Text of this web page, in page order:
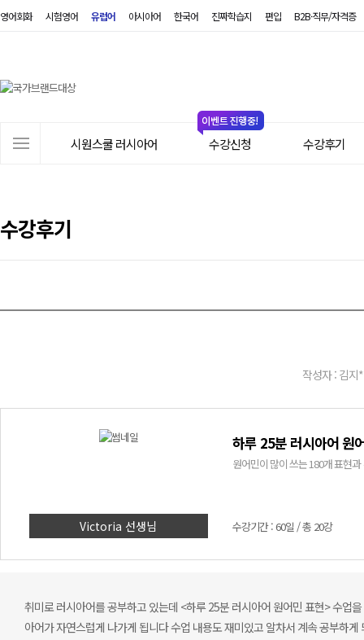
영어회화 시험영어 유럽어 아시아어 한국어 진짜학습지 편입 B2B·직무/자격증
시원스쿨 러시아어 수강신청 수강후기
수강후기
작성자 : 김지*
Victoria 선생님
하루 25분 러시아어 원
원어민이 많이 쓰는 180개 표현
수강기간 : 60일 / 총 20강
취미로 러시아어를 공부하고 있는데 <하루 25분 러시아어 원어민 표현> 수업
아어가 자연스럽게 나가게 됩니다 수업 내용도 재미있고 알차서 계속 공부하